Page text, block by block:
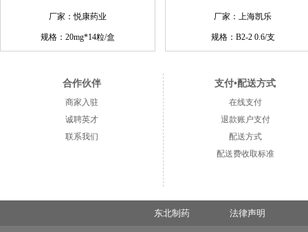
厂家：悦康药业
规格：20mg*14粒/盒
厂家：上海凯乐
规格：B2-2 0.6/支
合作伙伴
商家入驻
诚聘英才
联系我们
支付•配送方式
在线支付
退款账户支付
配送方式
配送费收取标准
东北制药 法律声明